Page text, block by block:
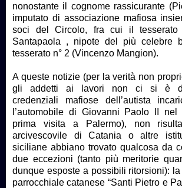
nonostante il cognome rassicurante
imputato di associazione mafiosa
soci del Circolo, fra cui il tesserato
Santapaola , nipote del più celebre
tesserato n° 2 (Vincenzo Mangion).
A queste notizie (per la verità non
gli addetti ai lavori non ci si è
credenziali mafiose dell’autista
l’automobile di Giovanni Paolo II
prima visita a Palermo), non
arcivescovile di Catania o altre
siciliane abbiano trovato qualcosa da
due eccezioni (tanto più meritorie
dunque esposte a possibili ritorsioni):
parrocchiale catanese “Santi Pietro e